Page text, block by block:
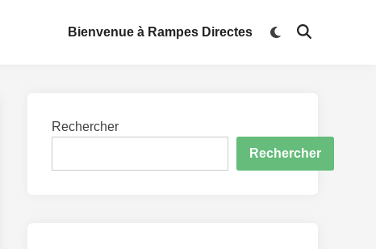
Bienvenue à Rampes Directes
Switch
Open
Rechercher
Rechercher